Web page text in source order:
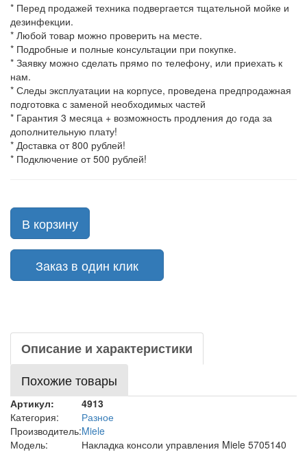
* Перед продажей техника подвергается тщательной мойке и
дезинфекции.
* Любой товар можно проверить на месте.
* Подробные и полные консультации при покупке.
* Заявку можно сделать прямо по телефону, или приехать к
нам.
* Следы эксплуатации на корпусе, проведена предпродажная
подготовка с заменой необходимых частей
* Гарантия 3 месяца + возможность продления до года за
дополнительную плату!
* Доставка от 800 рублей!
* Подключение от 500 рублей!
В корзину
Заказ в один клик
Описание и характеристики
Похожие товары
Артикул:
4913
Категория:
Разное
Производитель:Miele
Модель:
Накладка консоли управления Miele 5705140